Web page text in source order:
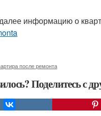
информацию о
после ремонта
Поделитесь с